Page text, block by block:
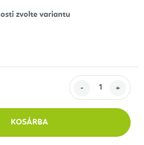
KOSÁRBA